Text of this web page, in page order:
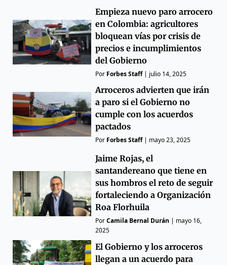
Empieza nuevo paro arrocero
en Colombia: agricultores
bloquean vías por crisis de
precios e incumplimientos
del Gobierno
Por Forbes Staff| julio 14, 2025
Arroceros advierten que irán
a paro si el Gobierno no
cumple con los acuerdos
pactados
Por Forbes Staff| mayo 23, 2025
Jaime Rojas, el
santandereano que tiene en
sus hombros el reto de seguir
fortaleciendo a Organización
Roa Florhuila
PorCamila Bernal Durán | mayo 16,
2025
El Gobierno y los arroceros
llegan a un acuerdo para